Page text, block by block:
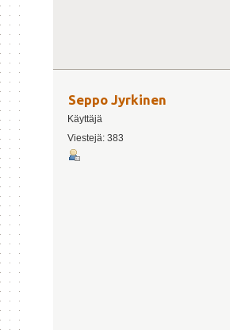
Seppo Jyrkinen
Käyttäjä
Viestejä: 383